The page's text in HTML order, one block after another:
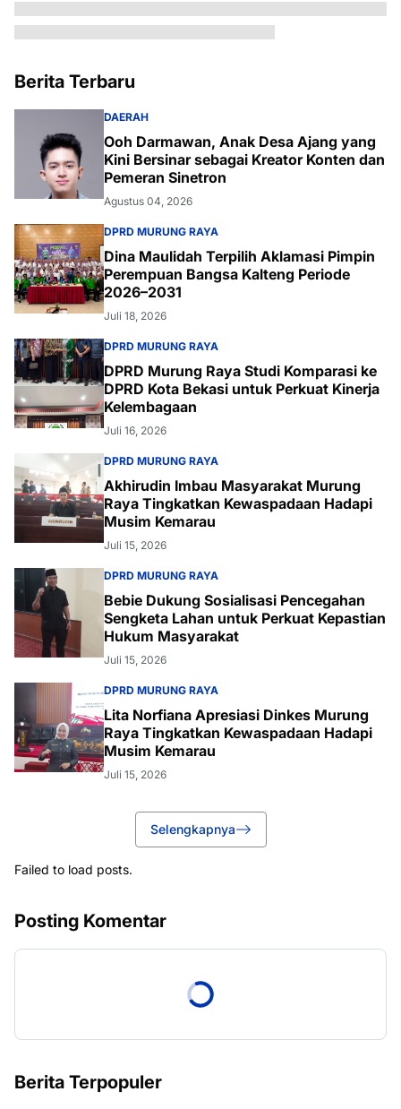
Berita Terbaru
DAERAH
Ooh Darmawan, Anak Desa Ajang yang
Kini Bersinar sebagai Kreator Konten dan
Pemeran Sinetron
Agustus 04, 2026
DPRD MURUNG RAYA
Dina Maulidah Terpilih Aklamasi Pimpin
Perempuan Bangsa Kalteng Periode
2026–2031
Juli 18, 2026
DPRD MURUNG RAYA
DPRD Murung Raya Studi Komparasi ke
DPRD Kota Bekasi untuk Perkuat Kinerja
Kelembagaan
Juli 16, 2026
DPRD MURUNG RAYA
Akhirudin Imbau Masyarakat Murung
Raya Tingkatkan Kewaspadaan Hadapi
Musim Kemarau
Juli 15, 2026
DPRD MURUNG RAYA
Bebie Dukung Sosialisasi Pencegahan
Sengketa Lahan untuk Perkuat Kepastian
Hukum Masyarakat
Juli 15, 2026
DPRD MURUNG RAYA
Lita Norfiana Apresiasi Dinkes Murung
Raya Tingkatkan Kewaspadaan Hadapi
Musim Kemarau
Juli 15, 2026
Selengkapnya
Failed to load posts.
Posting Komentar
Berita Terpopuler